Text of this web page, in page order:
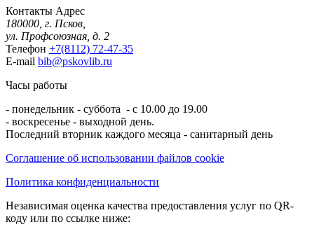
Контакты Адрес
180000, г. Псков,
ул. Профсоюзная, д. 2
Телефон +7(8112) 72-47-35
E-mail bib@pskovlib.ru
Часы работы
- понедельник - суббота - с 10.00 до 19.00
- воскресенье - выходной день.
Последний вторник каждого месяца - санитарный день
Соглашение об использовании файлов cookie
Политика конфиденциальности
Независимая оценка качества предоставления услуг по QR-
коду или по ссылке ниже: